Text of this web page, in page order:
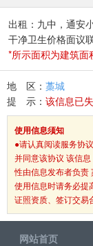
出租：九中，通安
干净卫生价格面议
*所示面积为建筑
地 区： 藁城
提 示： 该信息已
使用信息须知
●请认真阅读服务协
并同意该协议 该信
性由信息发布者负责
使用信息时请务必提
证照资质、签订交易
网站首页